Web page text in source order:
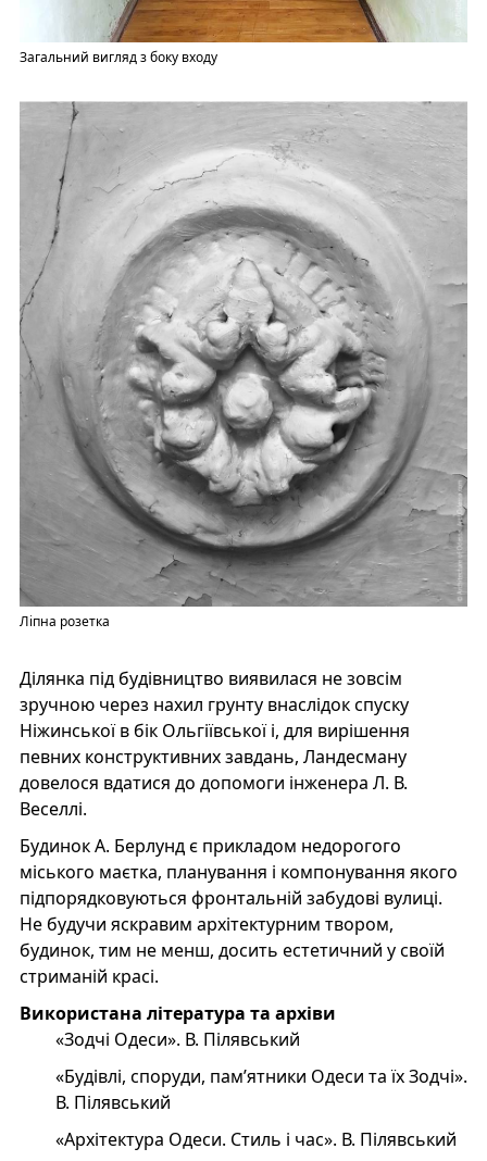
Загальний вигляд з боку входу
Ліпна розетка
Ділянка під будівництво виявилася не зовсім
зручною через нахил грунту внаслідок спуску
Ніжинської в бік Ольгіївської і, для вирішення
певних конструктивних завдань, Ландесману
довелося вдатися до допомоги інженера Л. В.
Веселлі.
Будинок А. Берлунд є прикладом недорогого
міського маєтка, планування і компонування якого
підпорядковуються фронтальній забудові вулиці.
Не будучи яскравим архітектурним твором,
будинок, тим не менш, досить естетичний у своїй
стриманій красі.
Використана література та архіви
«Зодчі Одеси». В. Пілявський
«Будівлі, споруди, пам’ятники Одеси та їх Зодчі».
В. Пілявський
«Архітектура Одеси. Стиль і час». В. Пілявський